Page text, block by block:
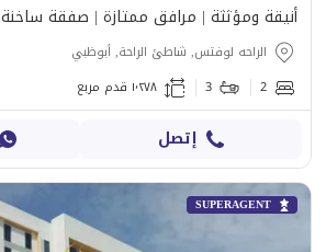
أنيقة ومؤثثة | مرافق ممتازة | صفقة ساخنة
الراحه لوفتس, شاطئ الراحة, أبوظبي
2
3 ١٬٢٧٨ قدم مربع
إتصل
SUPERAGENT